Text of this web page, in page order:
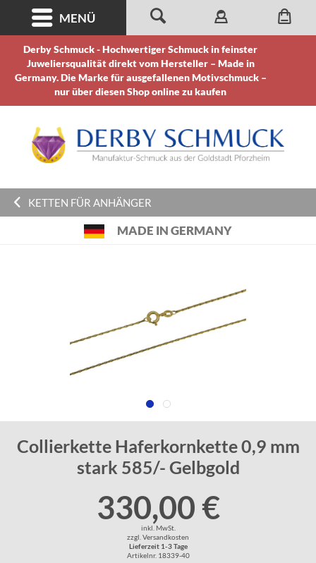
Derby Schmuck - Hochwertiger Schmuck in feinster
Juweliersqualität direkt vom Hersteller – Made in
Germany. Die Marke für ausgefallenen Motivschmuck –
nur über diesen Shop online zu kaufen
MENÜ
KETTEN FÜR ANHÄNGER
MADE IN GERMANY
Collierkette Haferkornkette 0,9 mm
stark 585/- Gelbgold
330,00 €
inkl. MwSt.
zzgl. Versandkosten
Lieferzeit 1-3 Tage
Artikelnr. 18339-40